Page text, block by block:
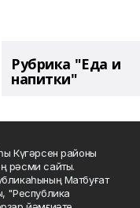
Рубрика "Еда и
напитки"
Күгәрсен районы
рәсми сайты.
Матбуғат
"Республика